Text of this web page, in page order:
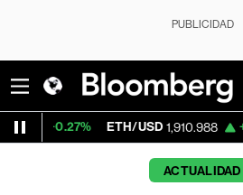
PUBLICIDAD
ETH/USD 1,910.988 +0.27% Visa
ACTUALIDAD